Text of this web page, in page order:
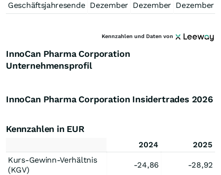
Geschäftsjahresende Dezember Dezember Dezember
Kennzahlen und Daten von
InnoCan Pharma Corporation
Unternehmensprofil
InnoCan Pharma Corporation Insidertrades 2026
Kennzahlen in EUR
2024
2025
Kurs-Gewinn-Verhältnis
(KGV)
-24,86 -28,92